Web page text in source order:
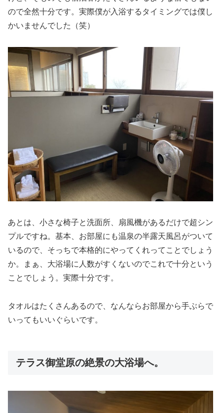
ので全然十分です。実際僕が入浴するタイミングでは僕し
かいませんでした（笑）
あとは、小さな椅子と洗面所、扇風機があるだけで超シン
プルですね。基本、お部屋にも温泉の半露天風呂がついて
いるので、そっちで本格的にやってくれってことでしょう
か。まぁ、大浴場に人数がすくないのでこれで十分という
ことでしょう。実際十分です。
タオルはたくさんあるので、なんならお部屋から手ぶらで
いってもいいぐらいです。
テラス御堂原の絶景の大浴場へ。